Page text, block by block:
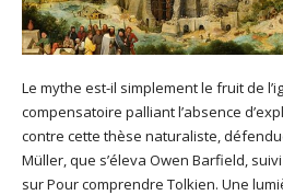
Le mythe est-il simplement le fruit de
compensatoire palliant l’absence
contre cette thèse naturaliste,
Müller, que s’éleva Owen Barfield,
sur Pour comprendre Tolkien. Une